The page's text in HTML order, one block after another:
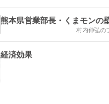
熊本県営業部長・くまモンの
村内伸弘の
経済効果